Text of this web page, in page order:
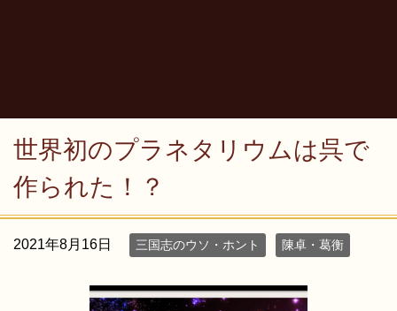
世界初のプラネタリウムは呉で
作られた！？
2021年8月16日 三国志のウソ・ホント 陳卓・葛衡